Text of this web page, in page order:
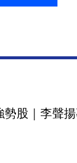
勢股｜李聲